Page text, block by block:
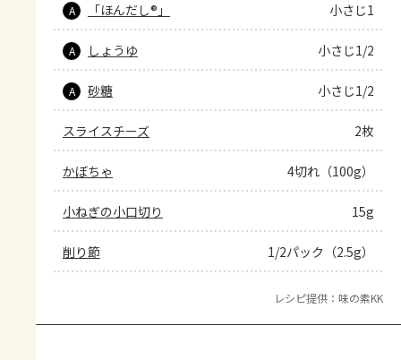
A 「ほんだし®」 小さじ1
A しょうゆ 小さじ1/2
A 砂糖 小さじ1/2
スライスチーズ 2枚
かぼちゃ 4切れ（100g）
小ねぎの小口切り 15g
削り節 1/2パック（2.5g）
レシピ提供：味の素KK